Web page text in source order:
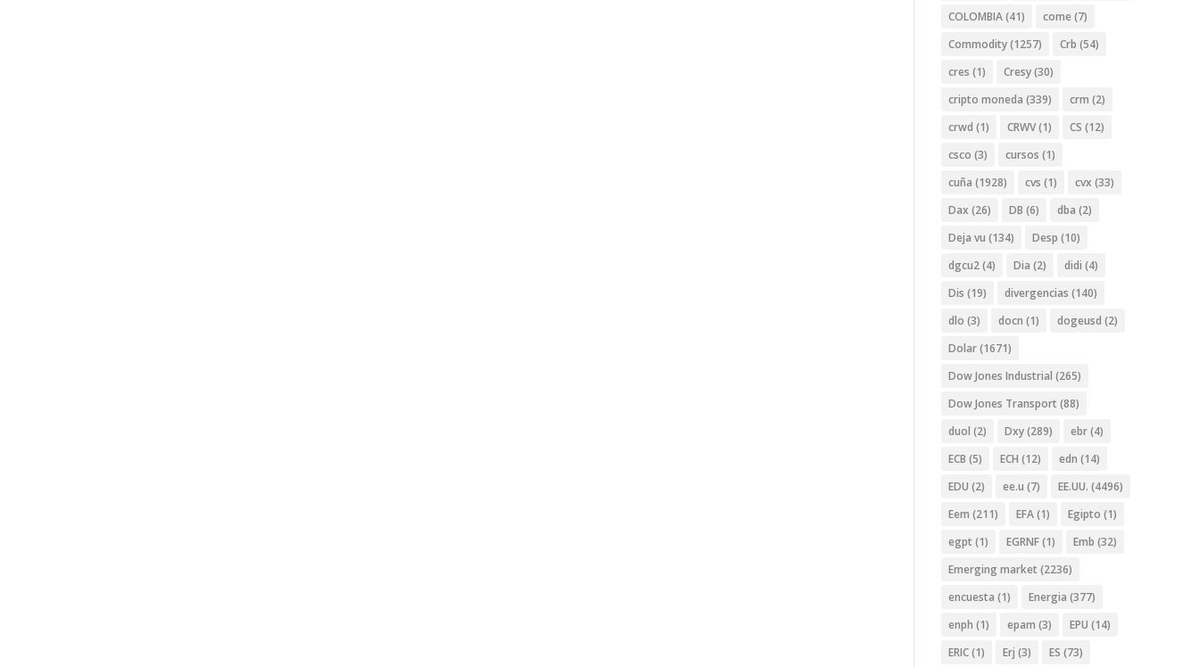
COLOMBIA(41) come (7)
Commodity(1257) Crb (54)
cres (1) Cresy(30)
cripto moneda (339) crm (2)
crwd (1) CRWV(1) CS (12)
csco (3) cursos (1)
cuña (1928) cvs (1) cvx (33)
Dax (26) DB (6) dba (2)
Deja vu (134) Desp (10)
dgcu2(4) Dia (2) didi (4)
Dis (19) divergencias (140)
dlo (3) docn (1) dogeusd (2)
Dolar(1671)
Dow Jones Industrial (265)
Dow Jones Transport (88)
duol (2) Dxy(289) ebr(4)
ECB (5) ECH (12) edn (14)
EDU (2) ee.u (7) EE.UU. (4496)
Eem (211) EFA(1) Egipto (1)
egpt (1) EGRNF(1) Emb (32)
Emerging market (2236)
encuesta (1) Energia (377)
enph (1) epam (3) EPU (14)
ERIC(1) Erj (3) ES (73)